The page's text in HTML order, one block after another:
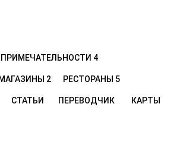
4
МАГАЗИНЫ 2 РЕСТОРАНЫ 5
СТАТЬИ ПЕРЕВОДЧИК КАРТЫ